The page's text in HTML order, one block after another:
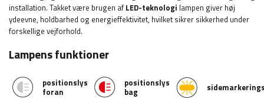
installation. Takket være brugen af ​​LED-teknologi lampen giver høj
ydeevne, holdbarhed og energieffektivitet, hvilket sikrer sikkerhed under
forskellige vejforhold.
Lampens funktioner
positionslys
foran
positionslys
bag